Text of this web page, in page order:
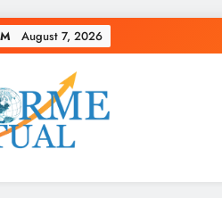
August 7, 2026
Actual
instante, con veracidad y